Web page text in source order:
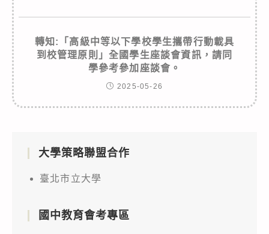
轉知:「高級中等以下學校學生攜帶行動載具
到校管理原則」全國學生座談會資訊，請同
學參考參加座談會。
2025-05-26
大學策略聯盟合作
臺北市立大學
國中教育會考專區